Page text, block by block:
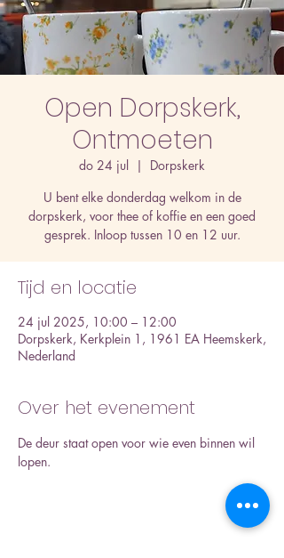
Open Dorpskerk,
Ontmoeten
do 24 jul
  |
Dorpskerk
U bent elke donderdag welkom in de
dorpskerk, voor thee of koffie en een goed
gesprek. Inloop tussen 10 en 12 uur.
Tijd en locatie
24 jul 2025, 10:00 – 12:00
Dorpskerk, Kerkplein 1, 1961 EA Heemskerk,
Nederland
Over het evenement
De deur staat open voor wie even binnen wil
lopen.